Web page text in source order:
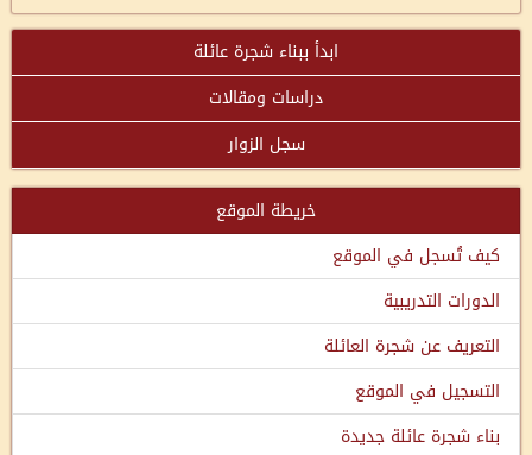
ابدأ ببناء شجرة عائلة
دراسات ومقالات
سجل الزوار
خريطة الموقع
كيف تُسجل في الموقع
الدورات التدريبية
التعريف عن شجرة العائلة
التسجيل في الموقع
بناء شجرة عائلة جديدة